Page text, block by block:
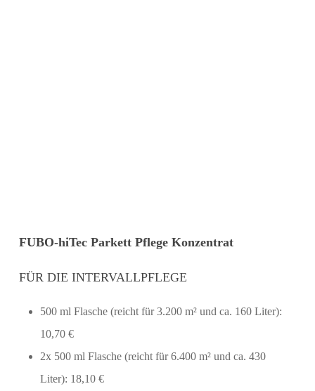
FUBO-hiTec Parkett Pflege Konzentrat
FÜR DIE INTERVALLPFLEGE
500 ml Flasche (reicht für 3.200 m² und ca. 160 Liter):
10,70 €
2x 500 ml Flasche (reicht für 6.400 m² und ca. 430
Liter): 18,10 €